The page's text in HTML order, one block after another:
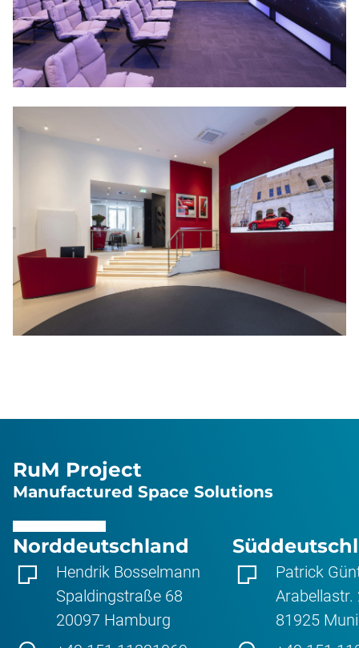
RuM Project
Manufactured Space Solutions
Norddeutschland
Hendrik Bosselmann
Spaldingstraße 68
20097 Hamburg
Patrick
Arabellastr.
81925